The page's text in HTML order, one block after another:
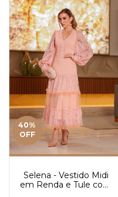
40%
OFF
Selena - Vestido Midi
em Renda e Tule com